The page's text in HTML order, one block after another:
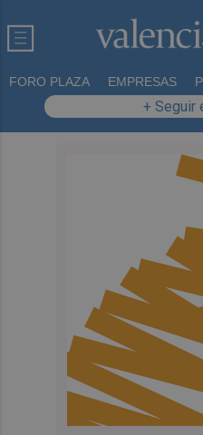
FORO PLAZA EMPRESAS
+ Seguir